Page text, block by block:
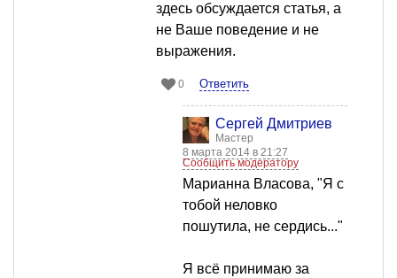
здесь обсуждается статья, а
не Ваше поведение и не
выражения.
0 Ответить
Сергей Дмитриев
Мастер
8 марта 2014 в 21:27
Сообщить модератору
Марианна Власова, "Я с
тобой неловко
пошутила, не сердись..."
Я всё принимаю за